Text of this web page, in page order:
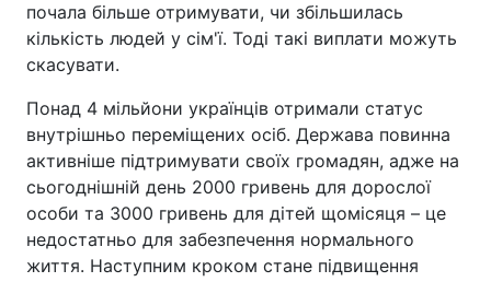
почала більше отримувати, чи збільшилась
кількість людей у сім'ї. Тоді такі виплати можуть
скасувати.
Понад 4 мільйони українців отримали статус
внутрішньо переміщених осіб. Держава повинна
активніше підтримувати своїх громадян, адже на
сьогоднішній день 2000 гривень для дорослої
особи та 3000 гривень для дітей щомісяця – це
недостатньо для забезпечення нормального
життя. Наступним кроком стане підвищення